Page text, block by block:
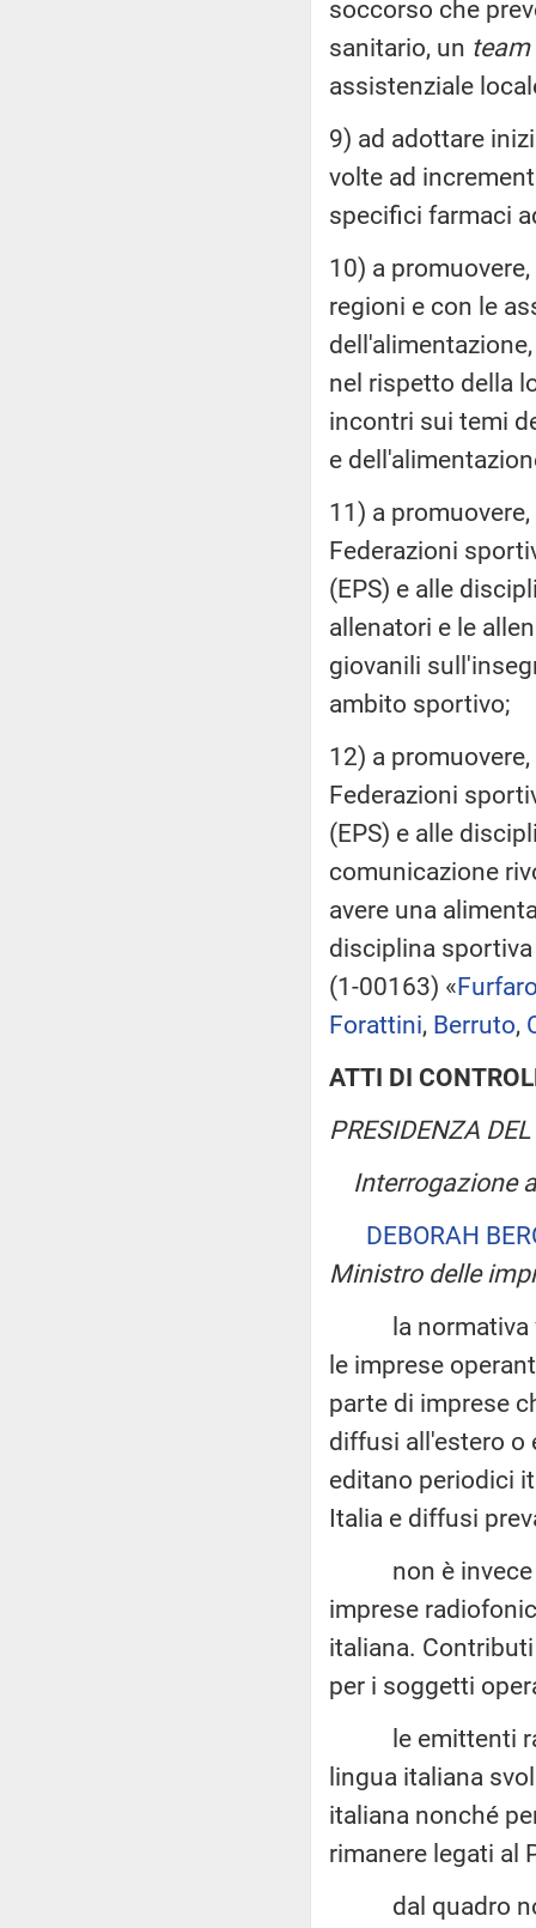
soccorso che
sanitario, un team
assistenziale
9) ad adottare
volte ad
specifici farmaci
10) a
regioni e con le
nel rispetto della
incontri sui temi
e
11) a
Federazioni
(EPS) e alle
allenatori e le
giovanili
ambito sportivo;
12) a
Federazioni
(EPS) e alle
comunicazione
avere una
disciplina
(1-00163) «
Forattini, Berruto,
ATTI DI
PRESIDENZA
Interrogazione
DEBORAH
Ministro delle
la normativa
le imprese
parte di imprese
diffusi all'estero o
editano periodici
Italia e diffusi
non è invece
imprese
italiana.
per i soggetti
le emittenti
lingua italiana
italiana nonché
rimanere legati al
dal quadro